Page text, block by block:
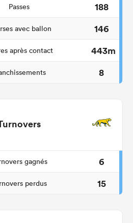
Passes
188
avec ballon
146
après contact
443m
8
gagnés
6
perdus 15